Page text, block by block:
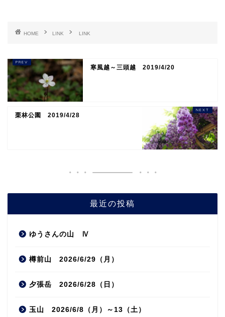
HOME LINK LINK
寒風越～三頭越 2019/4/20
栗林公園 2019/4/28
最近の投稿
ゆうさんの山 Ⅳ
樽前山 2026/6/29（月）
夕張岳 2026/6/28（日）
玉山 2026/6/8（月）～13（土）